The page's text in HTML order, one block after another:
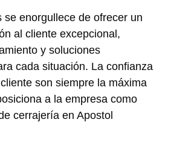
se enorgullece de ofrecer un
al cliente excepcional,
y soluciones
cada situación. La confianza
son siempre la máxima
a la empresa como
cerrajería en Apostol